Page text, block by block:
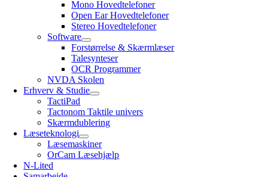
Mono Hovedtelefoner
Open Ear Hovedtelefoner
Stereo Hovedtelefoner
Software
Forstørrelse & Skærmlæser
Talesynteser
OCR Programmer
NVDA Skolen
Erhverv & Studie
TactiPad
Tactonom Taktile univers
Skærmdublering
Læseteknologi
Læsemaskiner
OrCam Læsehjælp
N-Lited